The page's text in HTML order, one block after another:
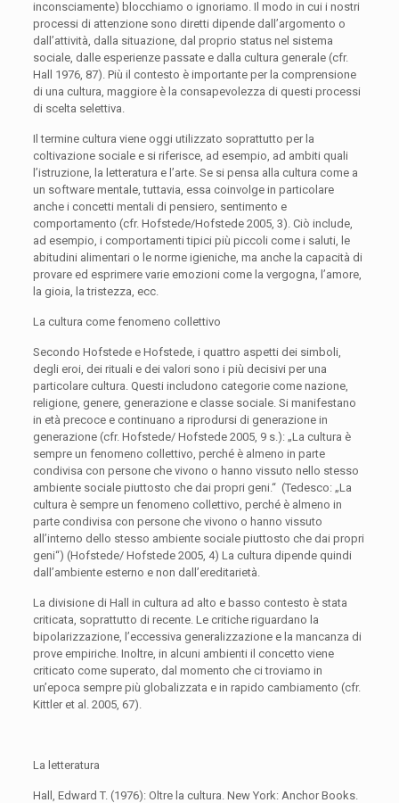
inconsciamente) blocchiamo o ignoriamo. Il modo in cui i nostri
processi di attenzione sono diretti dipende dall’argomento o
dall’attività, dalla situazione, dal proprio status nel sistema
sociale, dalle esperienze passate e dalla cultura generale (cfr.
Hall 1976, 87). Più il contesto è importante per la comprensione
di una cultura, maggiore è la consapevolezza di questi processi
di scelta selettiva.
Il termine cultura viene oggi utilizzato soprattutto per la
coltivazione sociale e si riferisce, ad esempio, ad ambiti quali
l’istruzione, la letteratura e l’arte. Se si pensa alla cultura come a
un software mentale, tuttavia, essa coinvolge in particolare
anche i concetti mentali di pensiero, sentimento e
comportamento (cfr. Hofstede/Hofstede 2005, 3). Ciò include,
ad esempio, i comportamenti tipici più piccoli come i saluti, le
abitudini alimentari o le norme igieniche, ma anche la capacità di
provare ed esprimere varie emozioni come la vergogna, l’amore,
la gioia, la tristezza, ecc.
La cultura come fenomeno collettivo
Secondo Hofstede e Hofstede, i quattro aspetti dei simboli,
degli eroi, dei rituali e dei valori sono i più decisivi per una
particolare cultura. Questi includono categorie come nazione,
religione, genere, generazione e classe sociale. Si manifestano
in età precoce e continuano a riprodursi di generazione in
generazione (cfr. Hofstede/ Hofstede 2005, 9 s.): „La cultura è
sempre un fenomeno collettivo, perché è almeno in parte
condivisa con persone che vivono o hanno vissuto nello stesso
ambiente sociale piuttosto che dai propri geni.“ (Tedesco: „La
cultura è sempre un fenomeno collettivo, perché è almeno in
parte condivisa con persone che vivono o hanno vissuto
all’interno dello stesso ambiente sociale piuttosto che dai propri
geni“) (Hofstede/ Hofstede 2005, 4) La cultura dipende quindi
dall’ambiente esterno e non dall’ereditarietà.
La divisione di Hall in cultura ad alto e basso contesto è stata
criticata, soprattutto di recente. Le critiche riguardano la
bipolarizzazione, l’eccessiva generalizzazione e la mancanza di
prove empiriche. Inoltre, in alcuni ambienti il concetto viene
criticato come superato, dal momento che ci troviamo in
un’epoca sempre più globalizzata e in rapido cambiamento (cfr.
Kittler et al. 2005, 67).
La letteratura
Hall, Edward T. (1976): Oltre la cultura. New York: Anchor Books.